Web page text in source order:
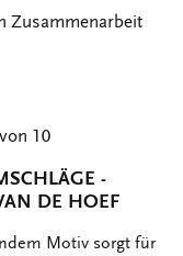
Zusammenarbeit
von 10
- Q
DE HOEF
Motiv sorgt für